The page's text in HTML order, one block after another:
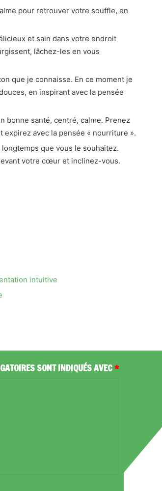
pour retrouver votre souffle, en
et sain dans votre endroit
lâchez-les en vous
que je connaisse. En ce moment je
en inspirant avec la pensée
bonne santé, centré, calme. Prenez
expirez avec la pensée « nourriture ».
que vous le souhaitez.
votre cœur et inclinez-vous.
intuitive
SONT INDIQUÉS AVEC*